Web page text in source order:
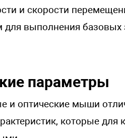
и скорости перемещения
для выполнения базовых
параметры
и оптические мыши
которые